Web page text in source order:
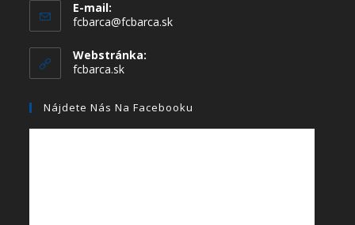
E-mail:
fcbarca@fcbarca.sk
Webstránka:
fcbarca.sk
Nájdete Nás Na Facebooku